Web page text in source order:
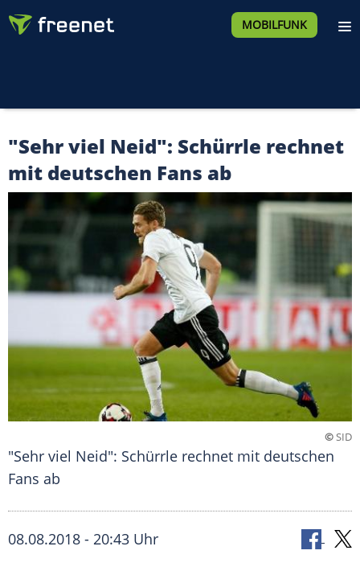
MOBILFUNK
"Sehr viel Neid": Schürrle rechnet
mit deutschen Fans ab
©SID
"Sehr viel Neid": Schürrle rechnet mit deutschen
Fans ab
08.08.2018 - 20:43 Uhr